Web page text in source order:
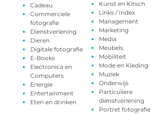
Cadeau
Commerciele
fotografie
Dienstverlening
Dieren
Digitale fotografie
E-Books
Electronica en
Computers
Energie
Entertainment
Eten en drinken
Kunst en Kitsch
Links / Index
Management
Marketing
Media
Meubels
Mobiliteit
Mode en Kleding
Muziek
Onderwijs
Particuliere
dienstverlening
Portret fotografie